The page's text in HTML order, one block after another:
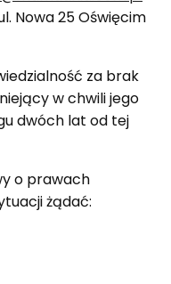
Nowa 25 Oświęcim
za brak
w chwili jego
dwóch lat od tej
o prawach
żądać: